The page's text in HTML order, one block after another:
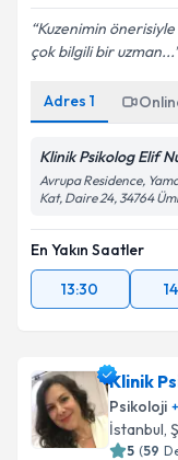
Kuzenimin
çok bilgili bir uzman...
Adres 1
Klinik Psikolog Elif
Avrupa Residence,
Kat, Daire 24, 34764
En Yakın Saatler
13:30
Klinik
Psikoloji +
İstanbul,
5 (59